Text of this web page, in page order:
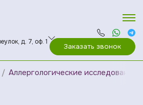
д. 7, оф. 1
Заказать звонок
Аллергологические исследования